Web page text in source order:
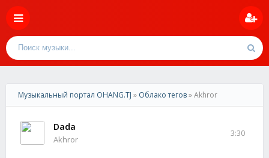
Музыкальный портал OHANG.TJ » Облако тегов» Akhror
Dada
Akhror
3:30